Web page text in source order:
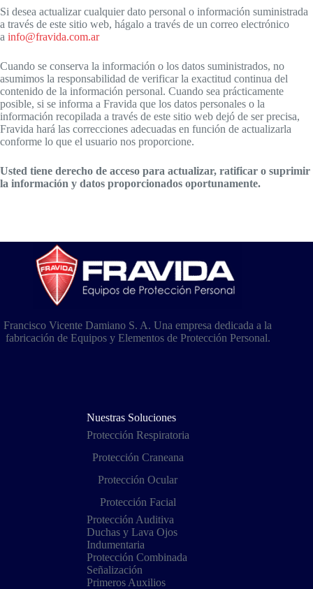
Si desea actualizar cualquier dato personal o información suministrada
a través de este sitio web, hágalo a través de un correo electrónico
a info@fravida.com.ar
Cuando se conserva la información o los datos suministrados, no
asumimos la responsabilidad de verificar la exactitud continua del
contenido de la información personal. Cuando sea prácticamente
posible, si se informa a Fravida que los datos personales o la
información recopilada a través de este sitio web dejó de ser precisa,
Fravida hará las correcciones adecuadas en función de actualizarla
conforme lo que el usuario nos proporcione.
Usted tiene derecho de acceso para actualizar, ratificar o suprimir
la información y datos proporcionados oportunamente.
Francisco Vicente Damiano S. A. Una empresa dedicada a la
fabricación de Equipos y Elementos de Protección Personal.
Nuestras Soluciones
Protección Respiratoria
Protección Craneana
Protección Ocular
Protección Facial
Protección Auditiva
Duchas y Lava Ojos
Indumentaria
Protección Combinada
Señalización
Primeros Auxilios